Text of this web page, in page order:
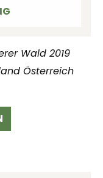
Wald 2019
Österreich